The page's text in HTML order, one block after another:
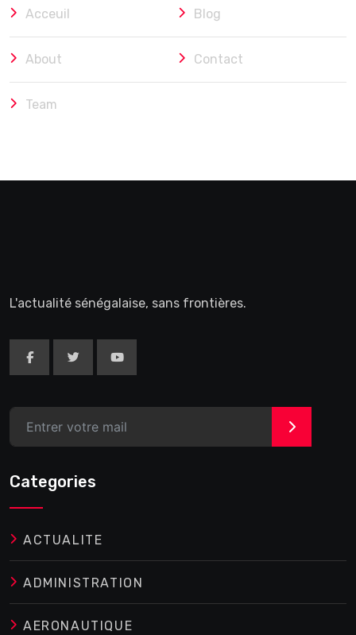
Acceuil Blog
About Contact
Team
L'actualité sénégalaise, sans frontières.
>
Categories
ACTUALITE
ADMINISTRATION
AERONAUTIQUE